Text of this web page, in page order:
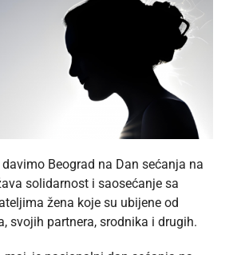
Beograd na Dan sećanja na
solidarnost i saosećanje sa
žena koje su ubijene od
svojih partnera, srodnika i drugih.